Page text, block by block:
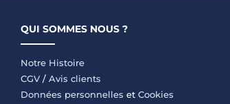
QUI SOMMES NOUS ?
Notre Histoire
CGV / Avis clients
Données personnelles et Cookies